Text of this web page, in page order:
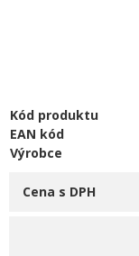
Kód produktu
EAN kód
Výrobce
Cena s DPH